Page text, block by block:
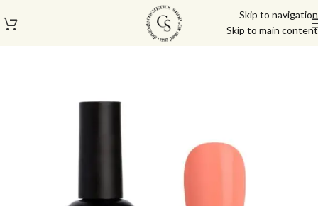
Skip to navigation
Skip to main content